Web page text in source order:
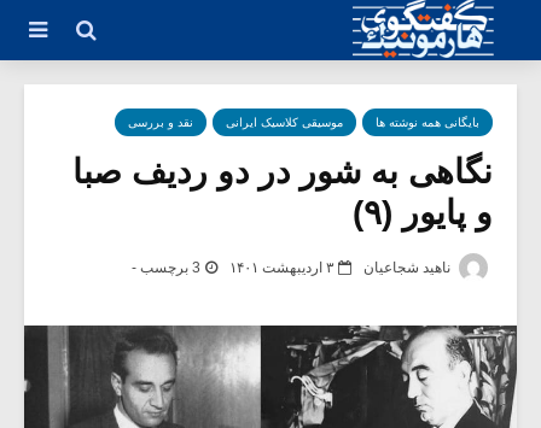
بایگانی همه نوشته ها موسیقی کلاسیک ایرانی نقد و بررسی
نگاهی به شور در دو ردیف صبا
و پایور (۹)
ناهید شجاعیان ۳ اردیبهشت ۱۴۰۱ 3 برچسب -